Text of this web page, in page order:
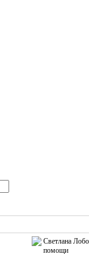
Светлана
помощи